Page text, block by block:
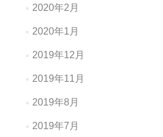
2020年2月
2020年1月
2019年12月
2019年11月
2019年8月
2019年7月